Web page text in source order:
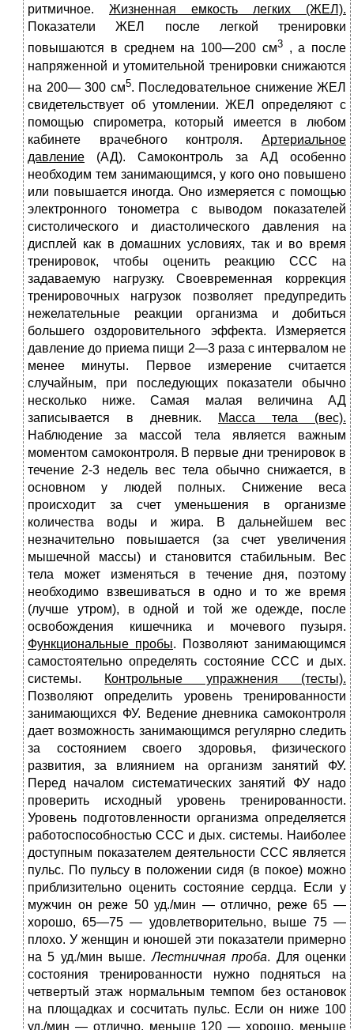
ритмич­ное. Жизненная емкость легких (ЖЕЛ).
Показатели ЖЕЛ после лег­кой тренировки
повышаются в среднем на 100—200 см3, а после
напряженной и утомительной тренировки снижаются
на 200— 300 см5. Последовательное снижение ЖЕЛ
свидетельствует об утом­лении. ЖЕЛ определяют с
помощью спирометра, который имеет­ся в любом
кабинете врачебного контроля. Артериальное
давление (АД). Самоконтроль за АД особенно
необходим тем занимающимся, у кого оно по­вышено
или повышается иногда. Оно измеряется с помощью
элек­тронного тонометра с выводом показателей
систолического и диастолического давления на
дисплей как в домашних условиях, так и во время
тренировок, чтобы оценить реакцию ССС на
задаваемую нагрузку. Своевременная кор­рекция
тренировочных нагрузок позволяет предупредить
нежела­тельные реакции организма и добиться
большего оздоровитель­ного эффекта. Измеряется
давление до приема пищи 2—3 раза с интервалом не
менее минуты. Первое измерение считается
случайным, при последующих показатели обычно
несколько ниже. Самая малая величина АД
записывается в дневник.
Масса тела (вес).
Наблюдение за массой тела является важным
моментом самоконтроля. В первые дни тренировок в
течение 2-3 недель вес тела обычно снижается, в
основном у людей полных. Снижение веса
происходит за счет уменьшения в организме
количества воды и жира. В дальнейшем вес
незначительно повыша­ется (за счет увеличения
мышечной массы) и становится стабиль­ным. Вес
тела может изменяться в течение дня, поэтому
необходимо взвешиваться в одно и то же время
(лучше утром), в одной и той же одежде, после
освобождения кишечника и мочевого пузыря.
Функциональные пробы. Позволяют занимающимся
самостоя­тельно определять состояние ССС и дых.
системы. Контрольные упражнения (тесты).
Позволяют определить уро­вень тренированности
занимающихся ФУ. Ведение дневника самоконтроля
дает возможность занимаю­щимся регулярно следить
за состоянием своего здоровья, физи­ческого
развития, за влиянием на организм занятий ФУ.
Перед началом систематических занятий ФУ надо
проверить исходный уровень тренированно­сти.
Уровень подготовленности организма определяется
рабо­тоспособностью ССС и дых. системы. Наиболее
доступным показателем деятельности ССС является
пульс. По пульсу в положении сидя (в покое) можно
приблизительно оценить состояние сердца. Если у
мужчин он реже 50 уд./мин — отлично, реже 65 —
хорошо, 65—75 — удовлетворительно, выше 75 —
плохо. У женщин и юношей эти показатели примерно
на 5 уд./мин выше.Лестничная проба. Для оценки
состояния тренированности нужно подняться на
четвертый этаж нормальным темпом без остановок
на площадках и сосчитать пульс. Если он ниже 100
уд./мин — отлично, меньше 120 — хорошо, меньше